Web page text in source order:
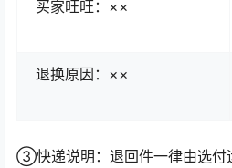
买家旺旺：××
退换原因：××
③快递说明：退回件一律由选付